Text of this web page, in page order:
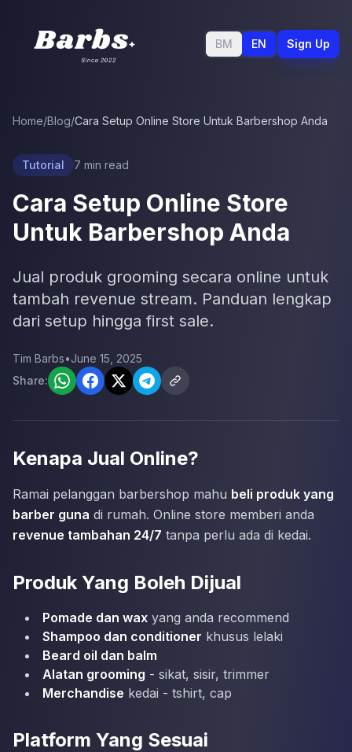
BM EN Sign Up
Home/Blog/Cara Setup Online Store Untuk Barbershop Anda
Tutorial 7 min read
Cara Setup Online Store
Untuk Barbershop Anda
Jual produk grooming secara online untuk
tambah revenue stream. Panduan lengkap
dari setup hingga first sale.
Tim Barbs•June 15, 2025
Share:
Kenapa Jual Online?
Ramai pelanggan barbershop mahu beli produk yang
barber guna di rumah. Online store memberi anda
revenue tambahan 24/7 tanpa perlu ada di kedai.
Produk Yang Boleh Dijual
Pomade dan wax yang anda recommend
Shampoo dan conditioner khusus lelaki
Beard oil dan balm
Alatan grooming - sikat, sisir, trimmer
Merchandise kedai - tshirt, cap
Platform Yang Sesuai